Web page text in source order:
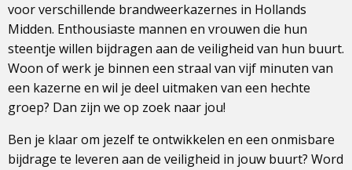
voor verschillende brandweerkazernes in Hollands
Midden. Enthousiaste mannen en vrouwen die hun
steentje willen bijdragen aan de veiligheid van hun buurt.
Woon of werk je binnen een straal van vijf minuten van
een kazerne en wil je deel uitmaken van een hechte
groep? Dan zijn we op zoek naar jou!
Ben je klaar om jezelf te ontwikkelen en een onmisbare
bijdrage te leveren aan de veiligheid in jouw buurt? Word